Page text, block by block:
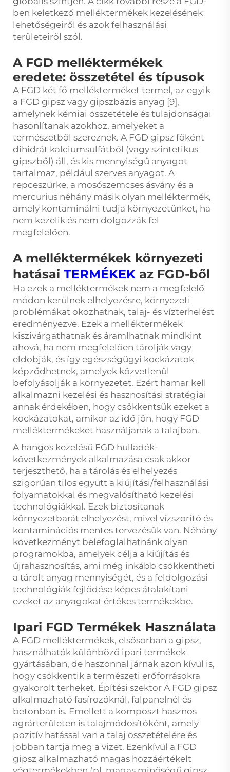
ben keletkező melléktermékek kezelésének
lehetőségeiről és azok felhasználási
területeiről szól.
A FGD melléktermékek
eredete: összetétel és típusok
A FGD két fő mellékterméket termel, az egyik
a FGD gipsz vagy gipszbázis anyag [9],
amelynek kémiai összetétele és tulajdonságai
hasonlítanak azokhoz, amelyeket a
természetből szereznek. A FGD gipsz főként
dihidrát kalciumsulfátból (vagy szintetikus
gipszből) áll, és kis mennyiségű anyagot
tartalmaz, például szerves anyagot. A
repceszürke, a mosószemcses ásvány és a
mercurius néhány másik olyan melléktermék,
amely kontaminálni tudja környezetünket, ha
nem kezelik és nem dolgozzák fel
megfelelően.
A melléktermékek környezeti
hatásai TERMÉKEK az FGD-ből
Ha ezek a melléktermékek nem a megfelelő
módon kerülnek elhelyezésre, környezeti
problémákat okozhatnak, talaj- és vízterhelést
eredményezve. Ezek a melléktermékek
kiszivárgathatnak és áramlhatnak mindkint
ahová, ha nem megfelelően tárolják vagy
eldobják, és így egészségügyi kockázatok
képződhetnek, amelyek közvetlenül
befolyásolják a környezetet. Ezért hamar kell
alkalmazni kezelési és hasznosítási stratégiai
annak érdekében, hogy csökkentsük ezeket a
kockázatokat, amikor az idő jön, hogy FGD
melléktermékeket használjanak a talajban.
A hangos kezelésű FGD hulladék-
következmények alkalmazása csak akkor
terjeszthető, ha a tárolás és elhelyezés
szigorúan tilos együtt a kiújítási/felhasználási
folyamatokkal és megvalósítható kezelési
technológiákkal. Ezek biztosítanak
környezetbarát elhelyezést, mivel vízszorító és
kontaminációs mentes tervezésük van. Néhány
következményt belefoglalhatnánk olyan
programokba, amelyek célja a kiújítás és
újrahasznosítás, ami még inkább csökkentheti
a tárolt anyag mennyiségét, és a feldolgozási
technológiák fejlődése képes átalakítani
ezeket az anyagokat értékes termékekbe.
Ipari FGD Termékek Használata
A FGD melléktermékek, elsősorban a gipsz,
használhatók különböző ipari termékek
gyártásában, de haszonnal járnak azon kívül is,
hogy csökkentik a természeti erőforrásokra
gyakorolt terheket. Építési szektor A FGD gipsz
alkalmazható fasírozóknál, falpanelnél és
betonban is. Emellett a komposzt hasznos
agrárterületen is talajmódosítóként, amely
pozitív hatással van a talaj összetételére és
jobban tartja meg a vizet. Ezenkívül a FGD
gipsz alkalmazható magas hozzáértékelt